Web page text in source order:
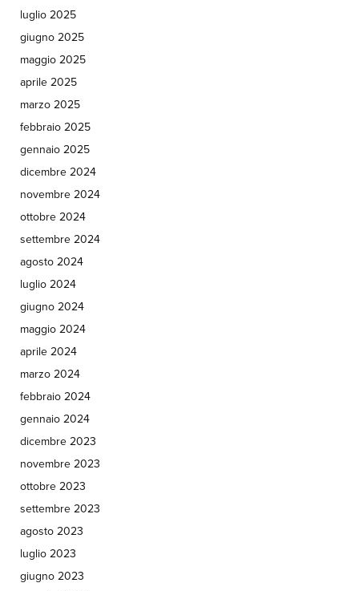
luglio 2025
giugno 2025
maggio 2025
aprile 2025
marzo 2025
febbraio 2025
gennaio 2025
dicembre 2024
novembre 2024
ottobre 2024
settembre 2024
agosto 2024
luglio 2024
giugno 2024
maggio 2024
aprile 2024
marzo 2024
febbraio 2024
gennaio 2024
dicembre 2023
novembre 2023
ottobre 2023
settembre 2023
agosto 2023
luglio 2023
giugno 2023